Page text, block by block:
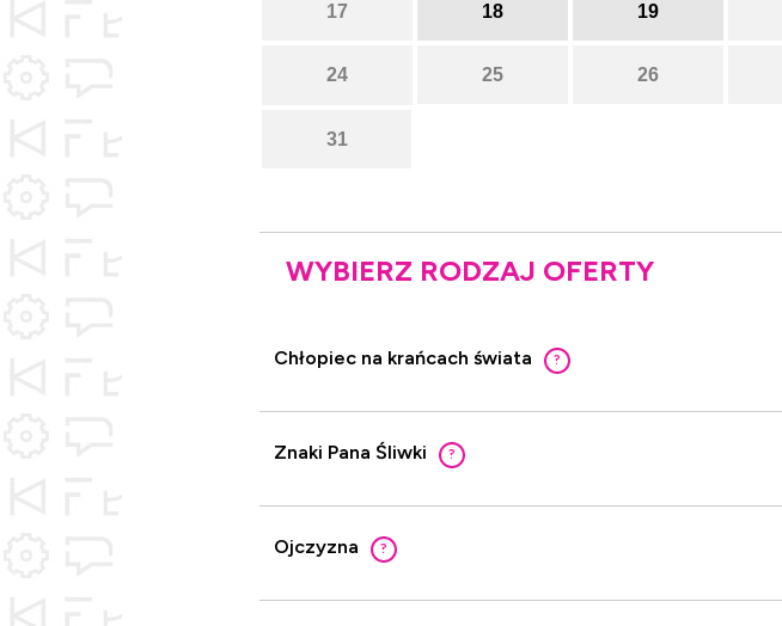
17 18 19
24 25 26
31
WYBIERZ RODZAJ OFERTY
Chłopiec na krańcach świata ?
Znaki Pana Śliwki ?
Ojczyzna ?